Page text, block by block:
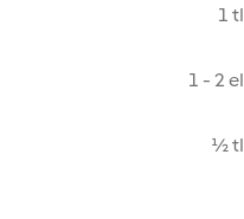
1 tl
1 - 2 el
½ tl